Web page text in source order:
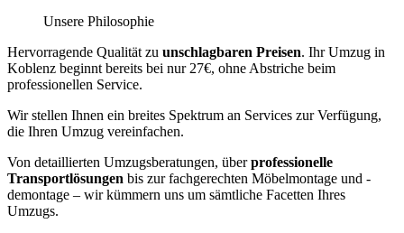
Unsere Philosophie
Hervorragende Qualität zu unschlagbaren Preisen. Ihr Umzug in
Koblenz beginnt bereits bei nur 27€, ohne Abstriche beim
professionellen Service.
Wir stellen Ihnen ein breites Spektrum an Services zur Verfügung,
die Ihren Umzug vereinfachen.
Von detaillierten Umzugsberatungen, überprofessionelle
Transportlösungen bis zur fachgerechten Möbelmontage und -
demontage – wir kümmern uns um sämtliche Facetten Ihres
Umzugs.